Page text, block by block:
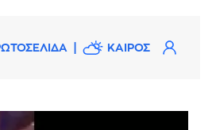
ΚΑΙΡΟΣ